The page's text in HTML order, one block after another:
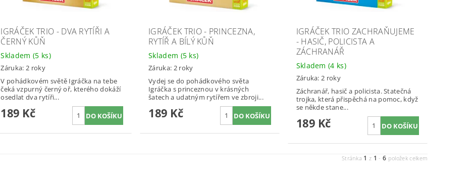
IGRÁČEK TRIO - DVA RYTÍŘI A
ČERNÝ KŮŇ
Skladem (5 ks)
Záruka: 2 roky
V pohádkovém světě Igráčka na tebe
čeká vzpurný černý oř, kterého dokáží
osedlat dva rytíři...
189 Kč
IGRÁČEK TRIO - PRINCEZNA,
RYTÍŘ A BÍLÝ KŮŇ
Skladem (5 ks)
Záruka: 2 roky
Vydej se do pohádkového světa
Igráčka s princeznou v krásných
šatech a udatným rytířem ve zbroji...
189 Kč
IGRÁČEK TRIO ZACHRAŇUJEME
- HASIČ, POLICISTA A
ZÁCHRANÁŘ
Skladem(4 ks)
Záruka: 2 roky
Záchranář, hasič a policista. Statečná
trojka, která přispěchá na pomoc, když
se někde stane...
189 Kč
Stránka 1 z 1 -6 položek celkem